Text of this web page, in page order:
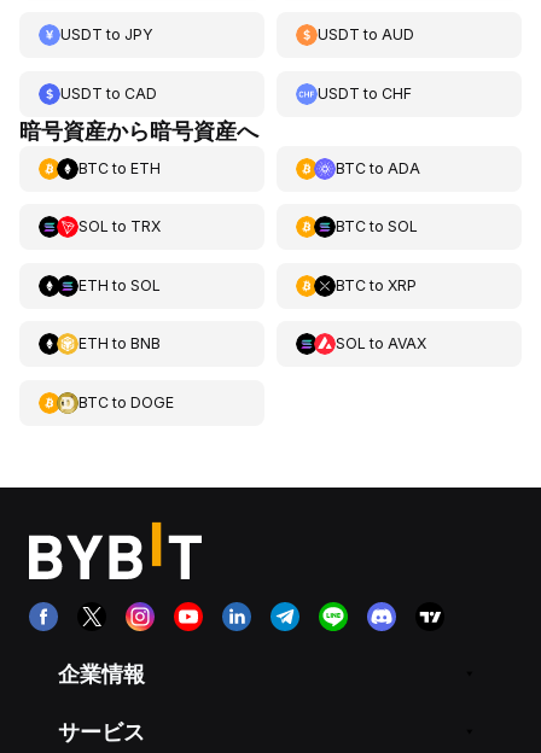
USDT to JPY USDT toAUD
USDT to CAD USDT toCHF
暗号資産から暗号資産へ
BTCto ETH BTCto ADA
SOL to TRX BTCto SOL
ETH to SOL BTCto XRP
ETH to BNB SOL to AVAX
BTCto DOGE
企業情報
サービス